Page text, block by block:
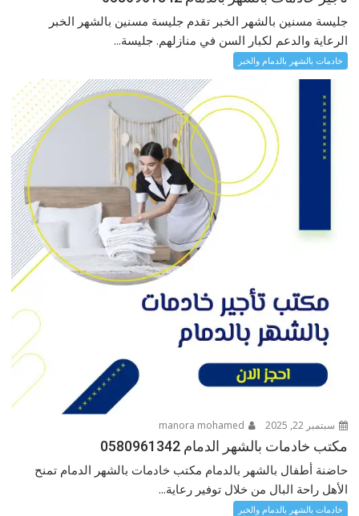
جليسة مسنين بالشهر الخبر تقدم جليسة مسنين بالشهر الخبر
الرعاية والدعم لكبار السن في منازلهم. جليسة...
خادمات بالشهر بالدمام والخبر
سبتمبر 22, 2025
مكتب خادمات بالشهر الدمام 0580961342
حاضنة أطفال بالشهر بالدمام مكتب خادمات بالشهر الدمام تمنح
الأهل راحة البال من خلال توفير رعاية...
خادمات بالشهر بالدمام والخبر